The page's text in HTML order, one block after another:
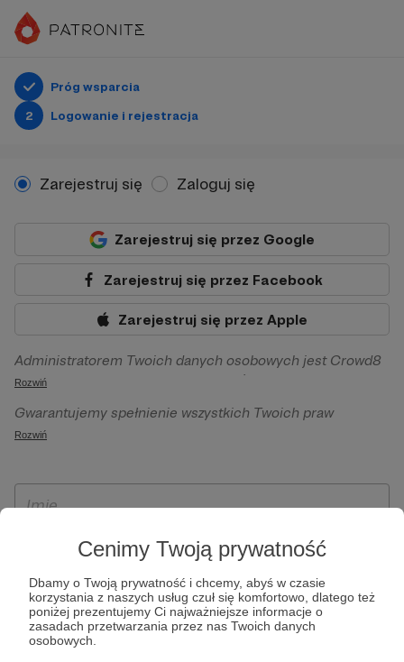
Cenimy Twoją prywatność
Dbamy o Twoją prywatność i chcemy, abyś w czasie
korzystania z naszych usług czuł się komfortowo, dlatego też
poniżej prezentujemy Ci najważniejsze informacje o
zasadach przetwarzania przez nas Twoich danych
osobowych.
Próg wsparcia
2
Logowanie i rejestracja
Zarejestruj się Zaloguj się
Zarejestruj się przez Google
Zarejestruj się przez Facebook
Zarejestruj się przez Apple
Administratorem Twoich danych osobowych jest Crowd8
sp. z o.o. z siedziba w Warszawie, ul. Żwirki i Wigury 16, 02-
092 Warszawa. Twoje dane osobowe będą przetwarzane w
szczególności w celu wykonania umowy zawartej z Tobą, w
Patronite.pl, w tym możliwości dokonywania oraz
otrzymywania wsparcia na naszej platformie oraz
Rozwiń
Gwarantujemy spełnienie wszystkich Twoich praw
wynikających z ogólnego rozporządzenia o ochronie
ich przenoszenia, niepodlegania zautomatyzowanemu
wyrażenia sprzeciwu wobec przetwarzania Twoich danych
osobowych. Rejestracja dla osób niepełnoletnich możliwa
jest po przekazaniu podpisanego formularza "Zgodna na
założenie konta przez osobę niepełnoletnią", formularz
dostępny jest na stronie regulaminu Patronite.pl.
Rozwiń